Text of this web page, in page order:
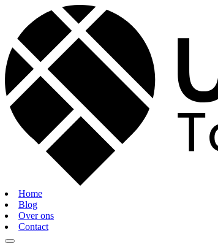
Home
Blog
Over ons
Contact